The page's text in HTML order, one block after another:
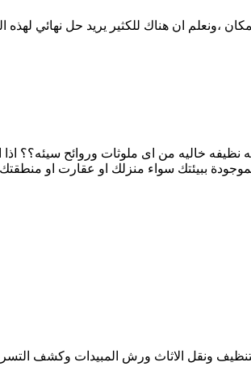
،ونعلم ان هناك للكثير يريد حل نهائي
خاليه من اى ملوثات وروائح سيئه؟؟
ببيئتك سواء منزلك او عقارت او
ونقل الاثاث ورش المبيدات وكشف